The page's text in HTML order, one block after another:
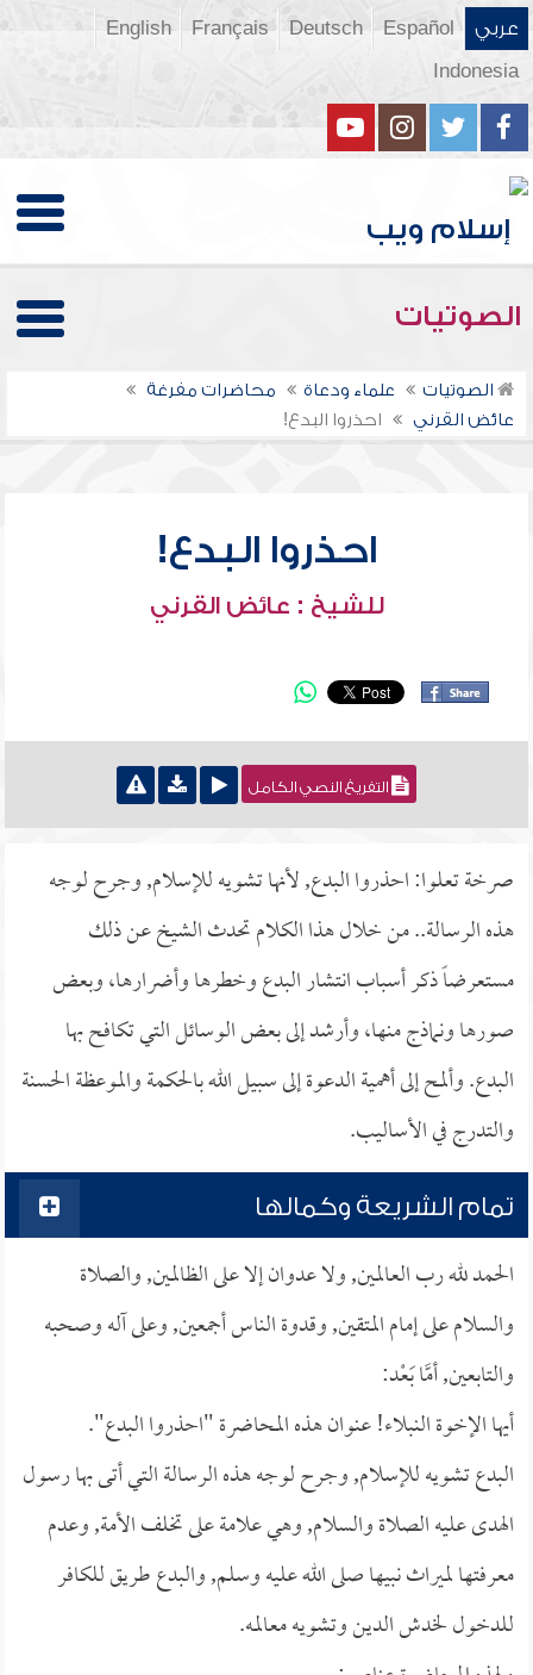
عربي Español
Deutsch
Français
English
Indonesia
الصوتيات
الصوتيات علماء ودعاة
محاضرات مفرغة
عائض القرني
احذروا البدع!
احذروا البدع!
للشيخ : عائض القرني
التفريغ النصي الكامل
صرخة تعلوا: احذروا البدع, لأنها تشويه للإسلام, وجرح لوجه
هذه الرسالة.. من خلال هذا الكلام تحدث الشيخ عن ذلك
مستعرضاً ذكر أسباب انتشار البدع وخطرها وأضرارها، وبعض
صورها ونماذج منها، وأرشد إلى بعض الوسائل التي تكافح بها
البدع. وألمح إلى أهمية الدعوة إلى سبيل الله بالحكمة والموعظة الحسنة
والتدرج في الأساليب.
تمام الشريعة وكمالها
الحمد لله رب العالمين, ولا عدوان إلا على الظالمين, والصلاة
والسلام على إمام المتقين, وقدوة الناس أجمعين, وعلى آله وصحبه
والتابعين, أمَّا بَعْد:
أيها الإخوة النبلاء! عنوان هذه المحاضرة "احذروا البدع".
البدع تشويه للإسلام, وجرح لوجه هذه الرسالة التي أتى بها رسول
الهدى عليه الصلاة والسلام, وهي علامة على تخلف الأمة, وعدم
معرفتها لميراث نبيها صلى الله عليه وسلم, والبدع طريق للكافر
للدخول لخدش الدين وتشويه معالمه.